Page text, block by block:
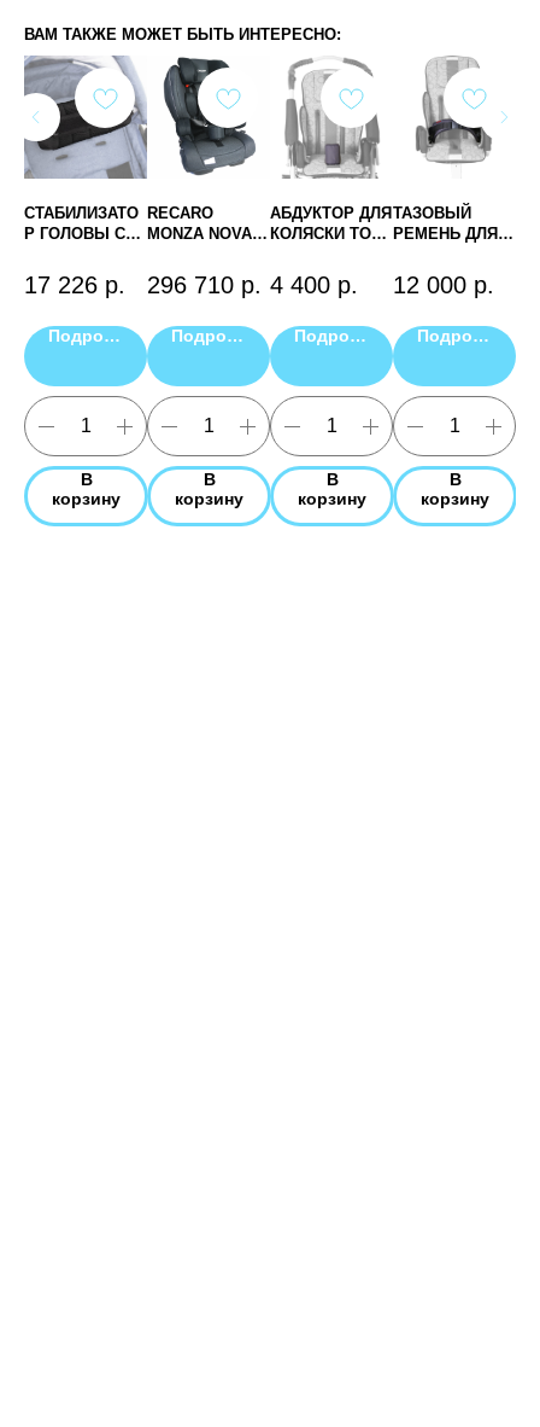
ВАМ ТАКЖЕ МОЖЕТ БЫТЬ ИНТЕРЕСНО:
СТАБИЛИЗАТО
Р ГОЛОВЫ С
17 226 р.
Подробнее
В
корзину
RECARO
MONZA NOVA 2
296 710 р.
Подробнее
В
корзину
АБДУКТОР ДЛЯ
КОЛЯСКИ ТОМ
RPRK053
4 400 р.
Подробнее
В
корзину
ТАЗОВЫЙ
РЕМЕНЬ ДЛЯ
PATRON
RPRK069
12 000 р.
Подробнее
В
корзину